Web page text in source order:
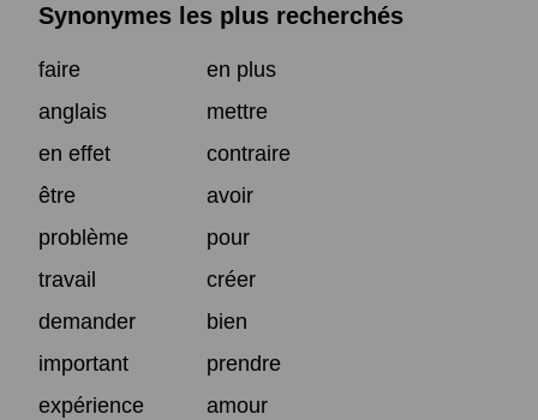
Synonymes les plus recherchés
faire
en plus
anglais
mettre
en effet
contraire
être
avoir
problème
pour
travail
créer
demander
bien
important
prendre
expérience
amour